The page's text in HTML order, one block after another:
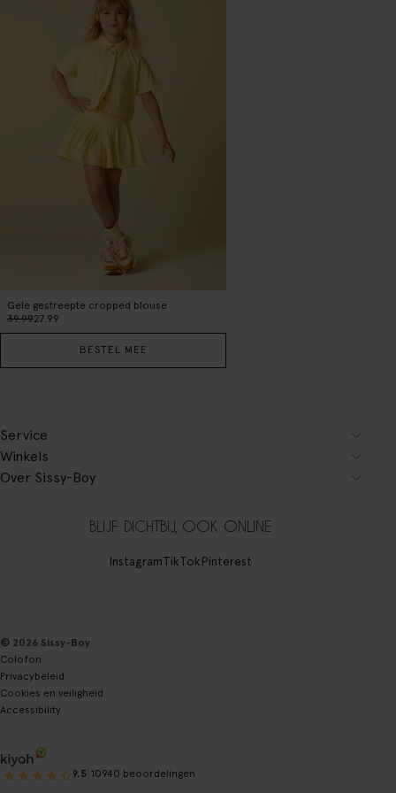
Gele gestreepte cropped blouse
39.9927.99
BESTEL MEE
Service
Winkels
Over Sissy-Boy
BLIJF DICHTBIJ, OOK ONLINE
InstagramTikTokPinterest
© 2026 Sissy-Boy
Colofon
Privacybeleid
Cookies en veiligheid
Accessibility
9.5 10940 beoordelingen